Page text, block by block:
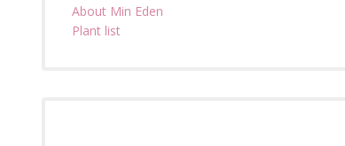
About Min Eden
Plant list